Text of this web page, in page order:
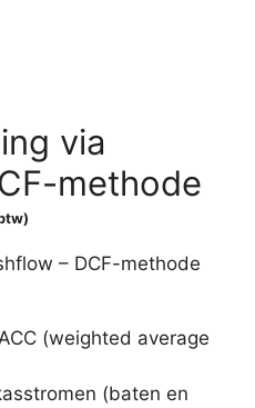
via
methode
– DCF-methode
(weighted average
(baten en